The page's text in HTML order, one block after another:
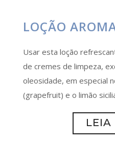
LOÇÃO
Usar esta loção
de cremes de limpeza,
oleosidade, em especial
(grapefruit) e o limão
LEIA